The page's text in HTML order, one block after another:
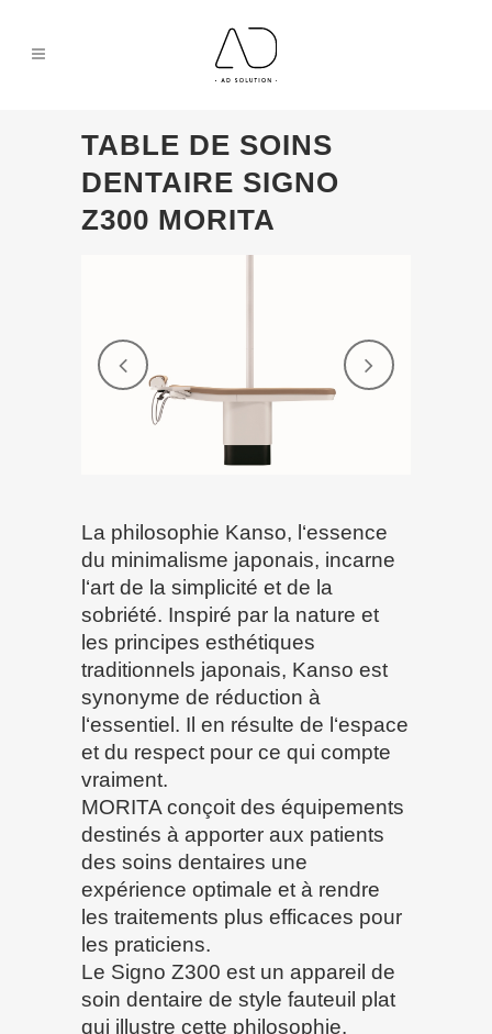
TABLE DE SOINS
DENTAIRE SIGNO
Z300 MORITA
La philosophie Kanso, l‘essence
du minimalisme japonais, incarne
l‘art de la simplicité et de la
sobriété. Inspiré par la nature et
les principes esthétiques
traditionnels japonais, Kanso est
synonyme de réduction à
l‘essentiel. Il en résulte de l‘espace
et du respect pour ce qui compte
vraiment.
MORITA conçoit des équipements
destinés à apporter aux patients
des soins dentaires une
expérience optimale et à rendre
les traitements plus efficaces pour
les praticiens.
Le Signo Z300 est un appareil de
soin dentaire de style fauteuil plat
qui illustre cette philosophie.